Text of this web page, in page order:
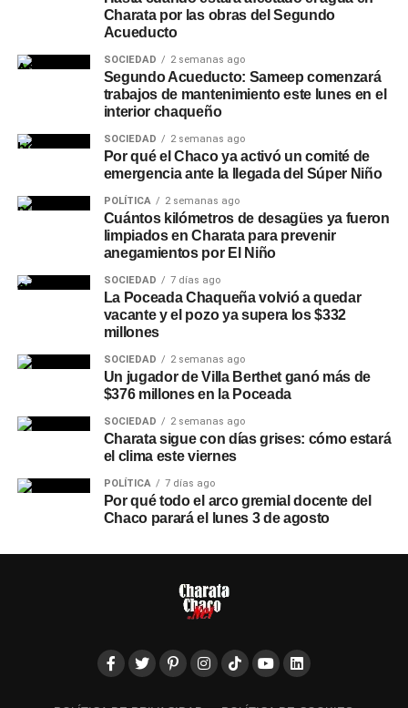
Charata por las obras del Segundo
Acueducto
SOCIEDAD 2 semanas ago
Segundo Acueducto: Sameep comenzará
trabajos de mantenimiento este lunes en el
interior chaqueño
SOCIEDAD 2 semanas ago
Por qué el Chaco ya activó un comité de
emergencia ante la llegada del Súper Niño
POLÍTICA 2 semanas ago
Cuántos kilómetros de desagües ya fueron
limpiados en Charata para prevenir
anegamientos por El Niño
SOCIEDAD 7 días ago
La Poceada Chaqueña volvió a quedar
vacante y el pozo ya supera los $332
millones
SOCIEDAD 2 semanas ago
Un jugador de Villa Berthet ganó más de
$376 millones en la Poceada
SOCIEDAD 2 semanas ago
Charata sigue con días grises: cómo estará
el clima este viernes
POLÍTICA 7 días ago
Por qué todo el arco gremial docente del
Chaco parará el lunes 3 de agosto